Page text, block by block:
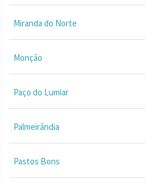
Miranda do Norte
Monção
Paço do Lumiar
Palmeirândia
Pastos Bons